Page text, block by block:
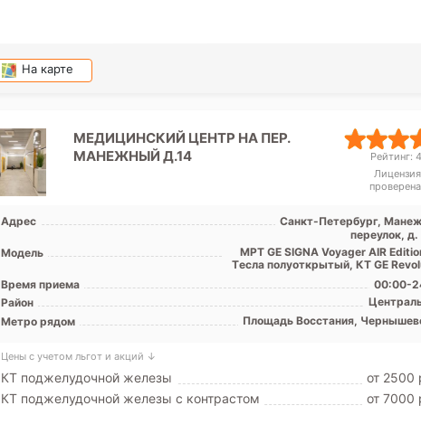
На карте
МЕДИЦИНСКИЙ ЦЕНТР НА ПЕР.
МАНЕЖНЫЙ Д.14
Рейтинг:
Лицензия
проверена
Адрес
Санкт-Петербург,
переулок,
Модель
МРТ GE SIGNA Voyager AIR
Tесла полуоткрытый, КТ GE
Время приема
00:00-
Район
Метро рядом
Площадь Восстания,
Цены с учетом льгот и акций ↓
КТ поджелудочной железы
от 2500
КТ поджелудочной железы с контрастом
от 7000